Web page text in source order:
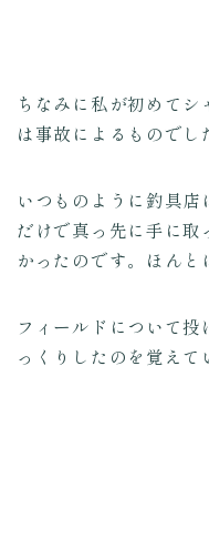
ちなみに私が初めて
は事故によるものでし
いつものように釣具
だけで真っ先に手に取
かったのです。ほんと
フィールドについて
っくりしたのを覚えて